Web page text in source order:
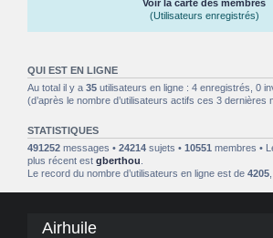
Voir la carte des membres
(Utilisateurs enregistrés)
QUI EST EN LIGNE
Au total il y a35 utilisateurs en ligne : 4 enregistrés, 0
(d’après le nombre d’utilisateurs actifs ces 3 dernières
STATISTIQUES
491252 messages •24214 sujets •10551 membres •
plus récent estgberthou
Le record du nombre d’utilisateurs en ligne est de4205
Airhuile